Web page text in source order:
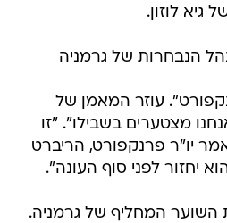
גיא לוזון.
הנבחרות של גרמניה
עוזר המאמן של
מצטערים בשבילו". "זו
יו"ר פרנקפורט, הריברט
יחזור לפני סוף העונה".
השוער המחליף של גרמניה.